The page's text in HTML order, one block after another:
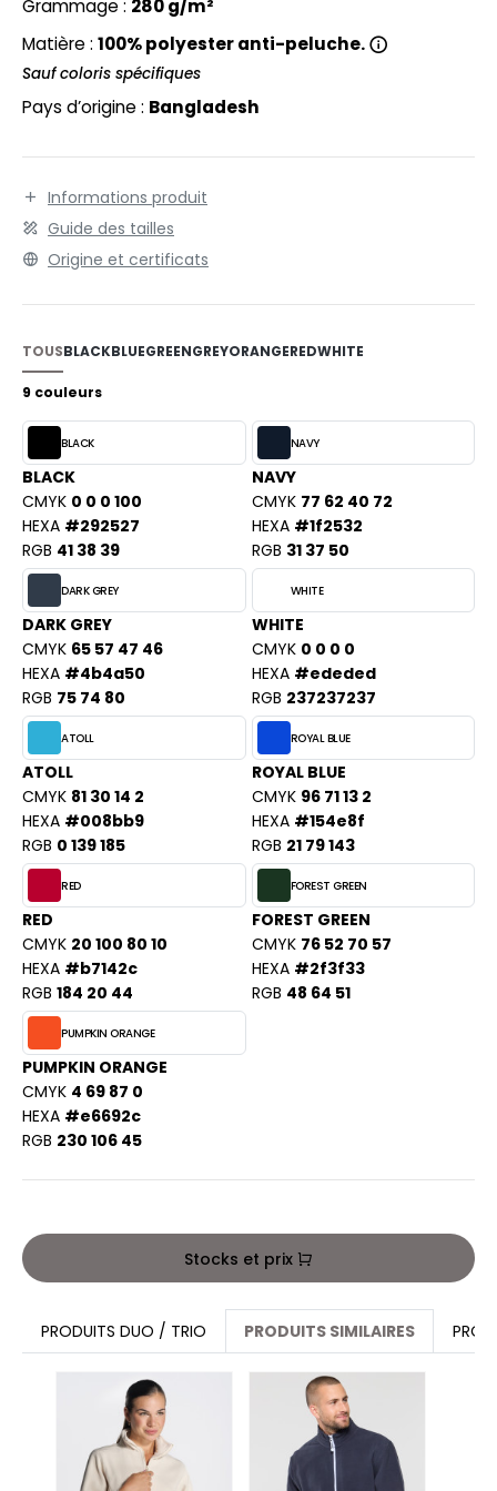
LABEL / TEAR AWAY
VETEMENTS
SHIRT
SHIRT
PROFESSIONNELLE
- BLOUSON
ROW
OF THE LOOM
- BLANKS
COOL
HOODS
T'S
SERIE
GEN
MORNING STUDIOS
SEGURIDAD
Grammage : 280 g/m²
Matière : 100% polyester anti-peluche.
Sauf coloris spécifiques
Pays d’origine : Bangladesh
Informations produit
Guide des tailles
Origine et certificats
TOUSBLACKBLUEGREENGREYORANGEREDWHITE
9 couleurs
BLACK
BLACK
CMYK 0 0 0 100
HEXA #292527
RGB 41 38 39
NAVY
NAVY
CMYK 77 62 40 72
HEXA #1f2532
RGB 31 37 50
DARK GREY
DARK GREY
CMYK 65 57 47 46
HEXA #4b4a50
RGB 75 74 80
WHITE
WHITE
CMYK 0 0 0 0
HEXA #ededed
RGB 237237237
ATOLL
ATOLL
CMYK 81 30 14 2
HEXA #008bb9
RGB 0 139 185
ROYAL BLUE
ROYAL BLUE
CMYK 96 71 13 2
HEXA #154e8f
RGB 21 79 143
RED
RED
CMYK 20 100 80 10
HEXA #b7142c
RGB 184 20 44
FOREST GREEN
FOREST GREEN
CMYK 76 52 70 57
HEXA #2f3f33
RGB 48 64 51
PUMPKIN ORANGE
PUMPKIN ORANGE
CMYK 4 69 87 0
HEXA #e6692c
RGB 230 106 45
Stocks et prix
PRODUITS DUO / TRIO PRODUITS SIMILAIRES